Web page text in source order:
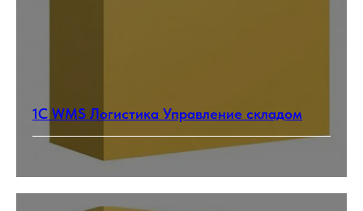
1С WMS Логистика Управление складом